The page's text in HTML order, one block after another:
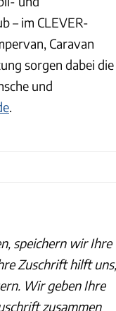
– im CLEVER-
Caravan
sorgen dabei die
und
speichern wir Ihre
Zuschrift hilft uns,
Wir geben Ihre
zusammen